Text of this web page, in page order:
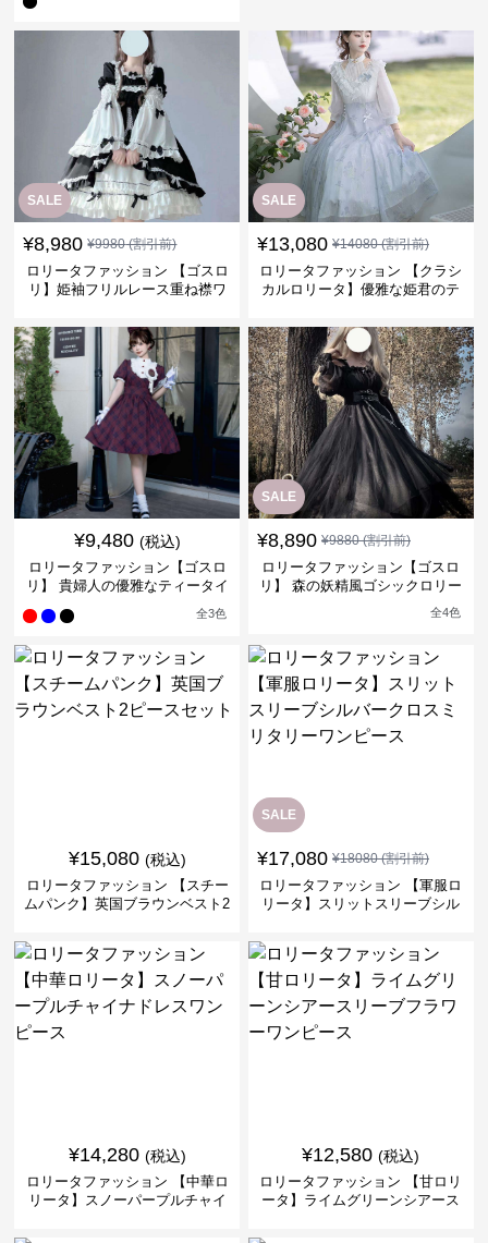
SALE
¥8,980 ¥9980(割引前)
ロリータファッション 【ゴスロ
リ】姫袖フリルレース重ね襟ワ
SALE
¥13,080 ¥14080(割引前)
ロリータファッション 【クラシ
カルロリータ】優雅な姫君のテ
¥9,480 (税込)
ロリータファッション【ゴスロ
リ】 貴婦人の優雅なティータイ
全3色
SALE
¥8,890 ¥9880(割引前)
ロリータファッション【ゴスロ
リ】 森の妖精風ゴシックロリー
全4色
¥15,080 (税込)
ロリータファッション 【スチー
ムパンク】英国ブラウンベスト2
SALE
¥17,080 ¥18080(割引前)
ロリータファッション 【軍服ロ
リータ】スリットスリーブシル
¥14,280 (税込)
ロリータファッション 【中華ロ
リータ】スノーパープルチャイ
¥12,580 (税込)
ロリータファッション 【甘ロリ
ータ】ライムグリーンシアース